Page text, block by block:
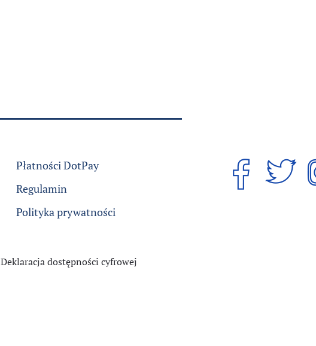
Płatności DotPay
Regulamin
Polityka prywatności
Deklaracja dostępności cyfrowej